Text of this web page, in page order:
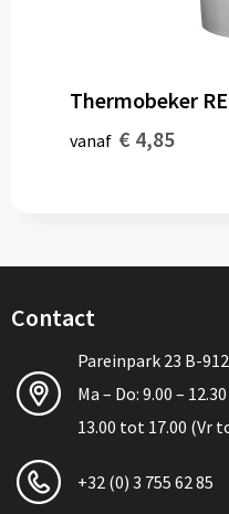
Thermobeker
vanaf € 4,85
Contact
Pareinpark 23 B-
Ma – Do: 9.00 –
13.00 tot 17.00 (Vr
+32 (0) 3 755 62 85